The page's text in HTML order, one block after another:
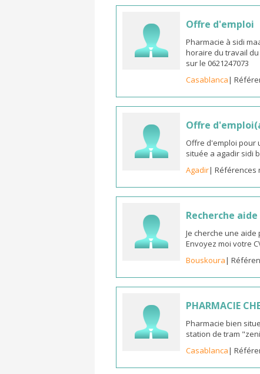
Offre d'emploi
Pharmacie à sidi
horaire du travail du
sur le 0621247073
Casablanca|
Offre
Offre d'emploi pour
située a agadir sidi
Agadir| Références
Recherche
Je cherche une
Envoyez moi votre
Bouskoura|
PHARMACIE
Pharmacie bien
station de tram
Casablanca|